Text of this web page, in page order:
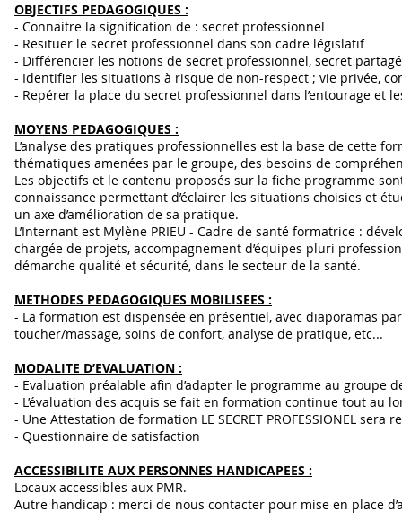
OBJECTIFS PEDAGOGIQUES :
- Connaitre la signification de : secret professionnel
- Resituer le secret professionnel dans son cadre législatif
- Différencier les notions de secret professionnel, secret
- Identifier les situations à risque de non-respect ; vie privée,
- Repérer la place du secret professionnel dans l’entourage et
MOYENS PEDAGOGIQUES :
L’analyse des pratiques professionnelles est la base de cette
thématiques amenées par le groupe, des besoins de
Les objectifs et le contenu proposés sur la fiche programme
connaissance permettant d’éclairer les situations choisies et
un axe d’amélioration de sa pratique.
L’Internant est Mylène PRIEU - Cadre de santé formatrice :
chargée de projets, accompagnement d’équipes pluri
démarche qualité et sécurité, dans le secteur de la santé.
METHODES PEDAGOGIQUES MOBILISEES :
- La formation est dispensée en présentiel, avec diaporamas
toucher/massage, soins de confort, analyse de pratique, etc...
MODALITE D’EVALUATION :
- Evaluation préalable afin d’adapter le programme au groupe
- L’évaluation des acquis se fait en formation continue tout au
- Une Attestation de formation LE SECRET PROFESSIONEL sera
- Questionnaire de satisfaction
ACCESSIBILITE AUX PERSONNES HANDICAPEES :
Locaux accessibles aux PMR.
Autre handicap : merci de nous contacter pour mise en place